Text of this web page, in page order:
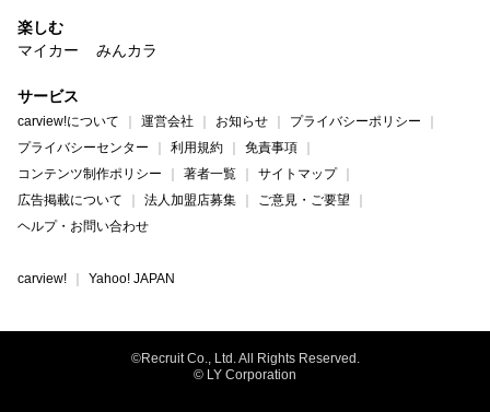
楽しむ
マイカー
みんカラ
サービス
carview!について 運営会社 お知らせ
プライバシーポリシー
プライバシーセンター
利用規約
免責事項
コンテンツ制作ポリシー
著者一覧
サイトマップ
広告掲載について
法人加盟店募集
ご意見・ご要望
ヘルプ・お問い合わせ
carview! Yahoo! JAPAN
©Recruit Co., Ltd. All Rights Reserved.
© LY Corporation